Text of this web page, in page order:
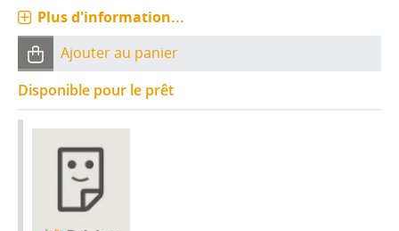
Plus d'information...
Ajouter au panier
Disponible pour le prêt